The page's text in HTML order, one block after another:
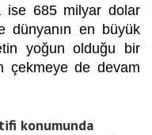
ise 685 milyar dolar
dünyanın en büyük
yoğun olduğu bir
çekmeye de devam
konumunda